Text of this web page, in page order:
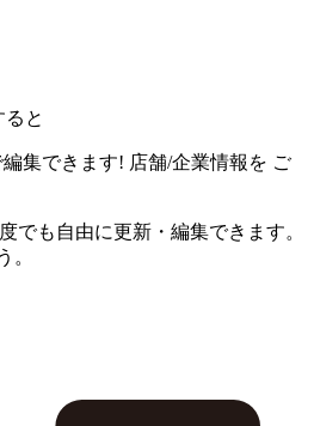
と
集できます! 店舗/企業情報を ご
でも自由に更新・編集できます。
。